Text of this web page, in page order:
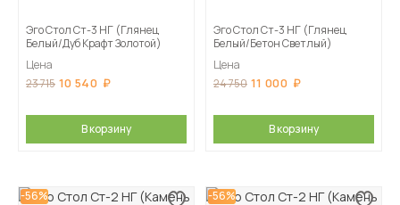
Эго Стол Ст-3 НГ (Глянец
Белый/Дуб Крафт Золотой)
Цена
23 715 10 540
В корзину
Эго Стол Ст-3 НГ (Глянец
Белый/Бетон Светлый)
Цена
24 750 11 000
В корзину
-56% -56%